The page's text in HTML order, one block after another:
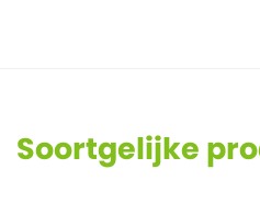
Soortgelijke